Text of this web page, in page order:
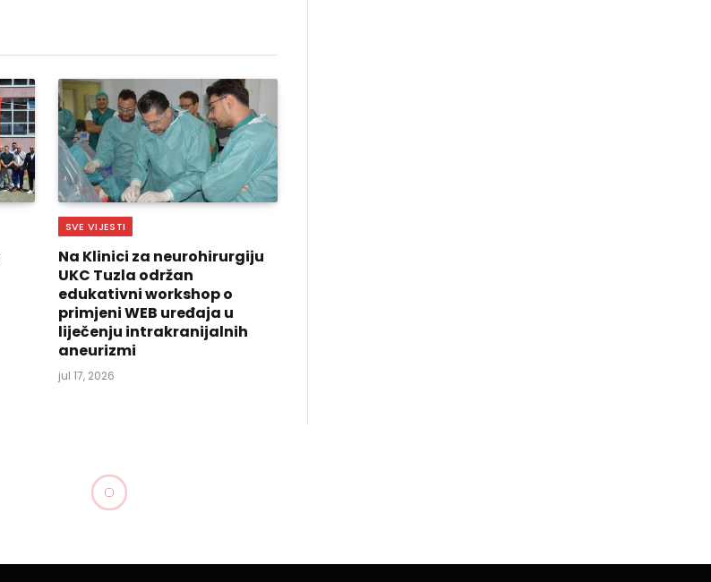
SVE VIJESTI
Na Klinici za neurohirurgiju
UKC Tuzla održan
edukativni workshop o
primjeni WEB uređaja u
liječenju intrakranijalnih
aneurizmi
jul 17, 2026